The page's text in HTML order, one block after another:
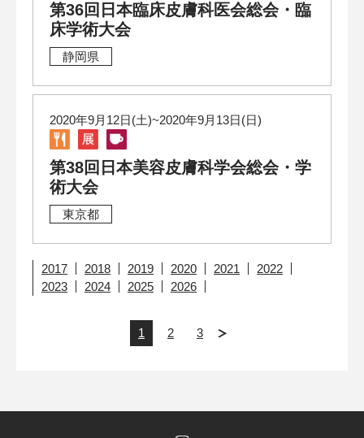
第36回日本臨床皮膚科医会総会・臨
床学術大会
静岡県
2020年9月12日(土)~2020年9月13日(日)
第38回日本美容皮膚科学会総会・学
術大会
東京都
2017 2018 2019 2020 2021
2022
2023
2024 2025 2026
1 2 3